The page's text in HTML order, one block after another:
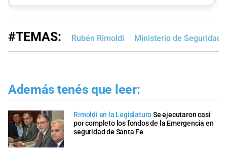
#TEMAS: Rubén Rimoldi Ministerio de Seguridad
Además tenés que leer:
Rimoldi en la Legislatura Se ejecutaron casi
por completo los fondos de la Emergencia en
seguridad de Santa Fe